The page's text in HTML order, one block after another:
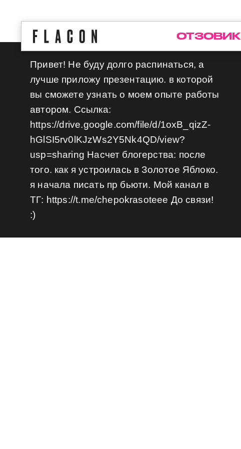
ОТЗОВИК
Привет! Не буду долго распинаться, а
лучше приложу презентацию. в которой
вы сможете узнать о моем опыте работы
автором. Ссылка:
https://drive.google.com/file/d/1oxB_qizZ-
hGlSI5rv0lKJzWs2Y5Nk4QD/view?
usp=sharing Насчет блогерства: после
того. как я устроилась в Золотое Яблоко.
я начала писать пр бьюти. Мой канал в
ТГ: https://t.me/chepokrasoteee До связи!
:)